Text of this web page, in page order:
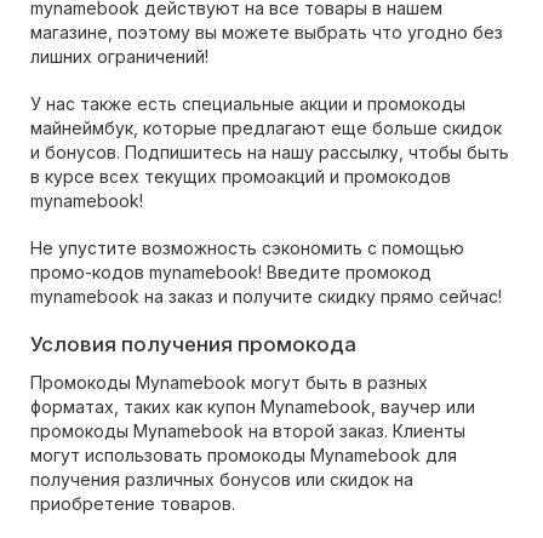
mynamebook действуют на все товары в нашем
магазине, поэтому вы можете выбрать что угодно без
лишних ограничений!
У нас также есть специальные акции и промокоды
майнеймбук, которые предлагают еще больше скидок
и бонусов. Подпишитесь на нашу рассылку, чтобы быть
в курсе всех текущих промоакций и промокодов
mynamebook!
Не упустите возможность сэкономить с помощью
промо-кодов mynamebook! Введите промокод
mynamebook на заказ и получите скидку прямо сейчас!
Условия получения промокода
Промокоды Mynamebook могут быть в разных
форматах, таких как купон Mynamebook, ваучер или
промокоды Mynamebook на второй заказ. Клиенты
могут использовать промокоды Mynamebook для
получения различных бонусов или скидок на
приобретение товаров.